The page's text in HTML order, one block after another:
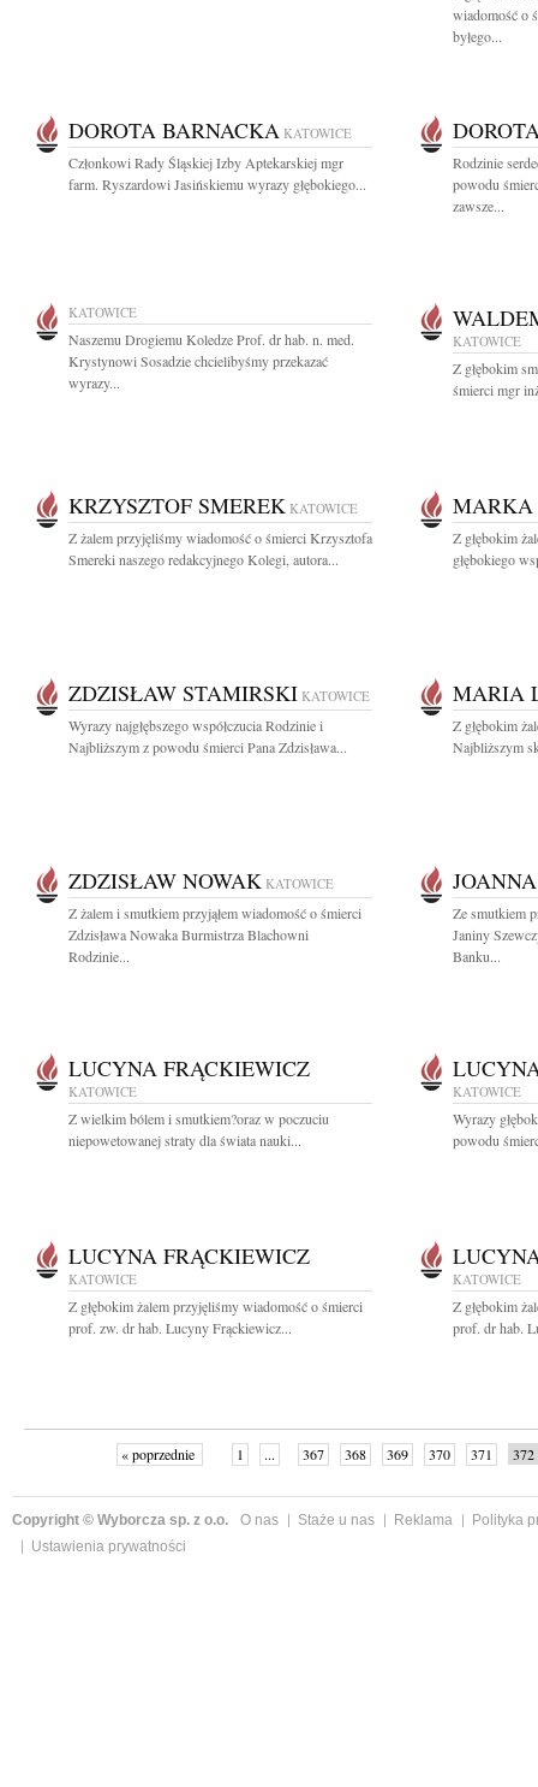
wiadomość o
byłego...
DOROTA BARNACKA KATOWICE
Członkowi Rady Śląskiej Izby Aptekarskiej mgr
farm. Ryszardowi Jasińskiemu wyrazy głębokiego...
Rodzinie
powodu
zawsze...
KATOWICE
Naszemu Drogiemu Koledze Prof. dr hab. n. med.
Krystynowi Sosadzie chcielibyśmy przekazać
wyrazy...
KATOWICE
Z głębokim
śmierci mgr
KRZYSZTOF SMEREK KATOWICE
Z żalem przyjęliśmy wiadomość o śmierci Krzysztofa
Smereki naszego redakcyjnego Kolegi, autora...
Z głębokim
głębokiego
ZDZISŁAW STAMIRSKI KATOWICE
Wyrazy najgłębszego współczucia Rodzinie i
Najbliższym z powodu śmierci Pana Zdzisława...
MARIA
Z głębokim
Najbliższym
ZDZISŁAW NOWAK KATOWICE
Z żalem i smutkiem przyjąłem wiadomość o śmierci
Zdzisława Nowaka Burmistrza Blachowni
Rodzinie...
Ze smutkiem
Janiny
Banku...
LUCYNA FRĄCKIEWICZ
KATOWICE
Z wielkim bólem i smutkiem?oraz w poczuciu
niepowetowanej straty dla świata nauki...
KATOWICE
Wyrazy
powodu
LUCYNA FRĄCKIEWICZ
KATOWICE
Z głębokim żalem przyjęliśmy wiadomość o śmierci
prof. zw. dr hab. Lucyny Frąckiewicz...
KATOWICE
Z głębokim
prof. dr hab.
« poprzednie 1 ... 367 368 369 370 371 372
Copyright © Wyborcza sp. z o.o. O nas Staże u nas Reklama
Polityka
Ustawienia prywatności